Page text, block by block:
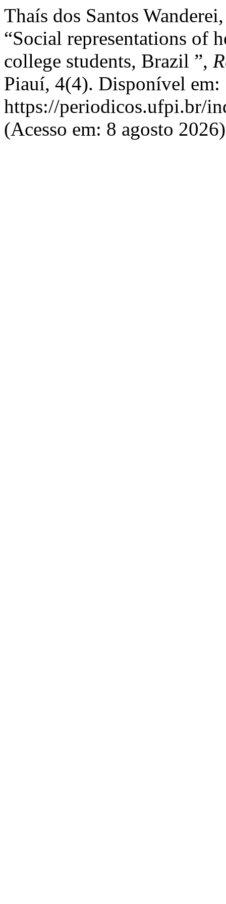
Thaís dos Santos
“Social representations of
college students, Brazil ”,
Piauí, 4(4). Disponível em:
https://periodicos.ufpi.br/
(Acesso em: 8 agosto